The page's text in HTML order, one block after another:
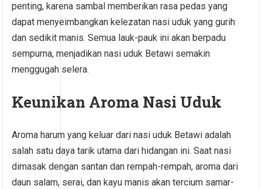
penting, karena sambal memberikan rasa pedas yang
dapat menyeimbangkan kelezatan nasi uduk yang gurih
dan sedikit manis. Semua lauk-pauk ini akan berpadu
sempurna, menjadikan nasi uduk Betawi semakin
menggugah selera.
Keunikan Aroma Nasi Uduk
Aroma harum yang keluar dari nasi uduk Betawi adalah
salah satu daya tarik utama dari hidangan ini. Saat nasi
dimasak dengan santan dan rempah-rempah, aroma dari
daun salam, serai, dan kayu manis akan tercium samar-